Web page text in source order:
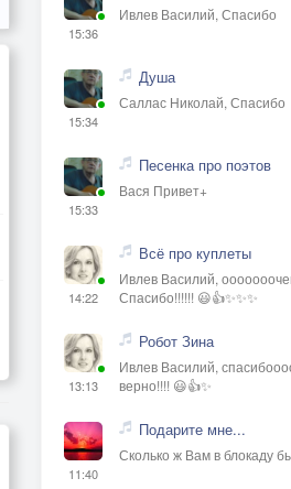
15:36
Ивлев Василий, Спасибо
15:34
Душа
Саллас Николай, Спасибо
15:33
Песенка про поэтов
Вася Привет+
14:22
Всё про куплеты
Ивлев Василий,
Спасибо!!!!!! 😃👍✨✨✨
13:13
Робот Зина
Ивлев Василий,
верно!!!! 😃👍✨
11:40
Подарите мне...
Сколько ж Вам в блокаду